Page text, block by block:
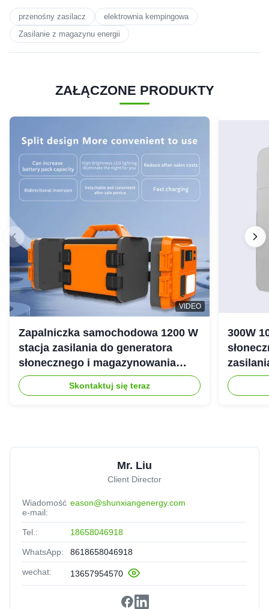
przenośny zasilacz
elektrownia kempingowa
Zasilanie z magazynu energii
ZAŁĄCZONE PRODUKTY
VIDEO
Zapalniczka samochodowa 1200 W
stacja zasilania do generatora
słonecznego i magazynowania
energii
Skontaktuj się teraz
300W
Mr. Liu
Client Director
Wiadomość
e-mail:
eason@shunxiangenergy.com
Tel.: 18658046918
WhatsApp: 8618658046918
wechat: 13657954570